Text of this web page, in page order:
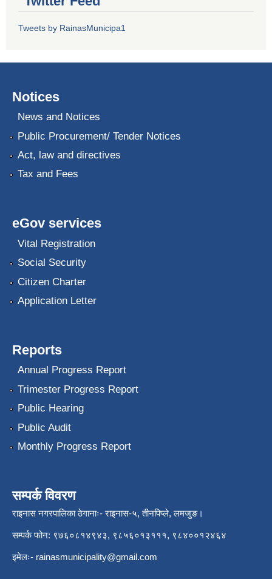
Tweets by RainasMunicipa1
Notices
News and Notices
Public Procurement/ Tender Notices
Act, law and directives
Tax and Fees
eGov services
Vital Registration
Social Security
Citizen Charter
Application Letter
Reports
Annual Progress Report
Trimester Progress Report
Public Hearing
Public Audit
Monthly Progress Report
सम्पर्क विवरण
राइनास नगरपालिका ठेगानाः- राइनास-५, तीनपिप्ले, लमजुङ।
सम्पर्क फोन: ९७६०८१४९४३, ९८५६०१३१११, ९८४००१२४६४
इमेलः- rainasmunicipality@gmail.com